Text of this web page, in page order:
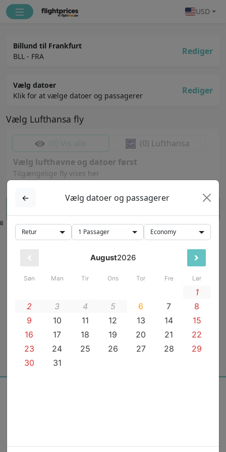
USD
Billund til Frankfurt
BLL - FRA
Rediger
Vælg datoer
Klik for at vælge datoer og passagerer
Rediger
Vælg Lufthansa fly
(0) Lufthansa
Vælg lufthavne og datoer først
Tilgængelige fly vises her
← Vælg datoer og passagerer
Retur 1 Passager Economy